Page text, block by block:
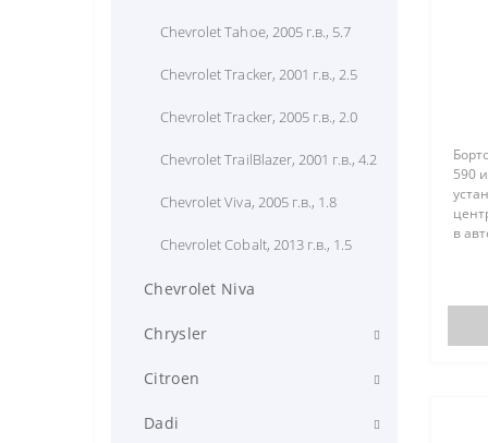
Chevrolet Tahoe, 2005 г.в., 5.7
Chevrolet Tracker, 2001 г.в., 2.5
Chevrolet Tracker, 2005 г.в., 2.0
Chevrolet TrailBlazer, 2001 г.в., 4.2
Chevrolet Viva, 2005 г.в., 1.8
Chevrolet Сobalt, 2013 г.в., 1.5
Chevrolet Niva
Chrysler
Chrysler 300C, 2008 г.в., 2.7
Chrysler Concorde, 1998...2001
Citroen
Citroen Berlingo (дизель), 2008
Dadi
590
в